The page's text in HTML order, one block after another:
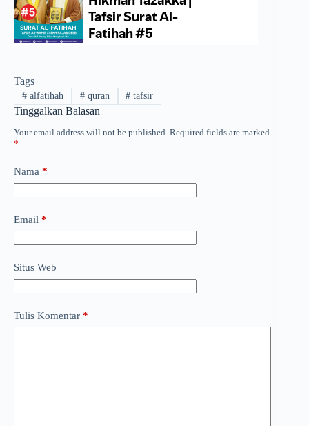
Tags
#alfatihah #quran # tafsir
Tinggalkan Balasan
Your email address will not be published. Required fields are marked
*
Nama *
Email *
Situs Web
Tulis Komentar *